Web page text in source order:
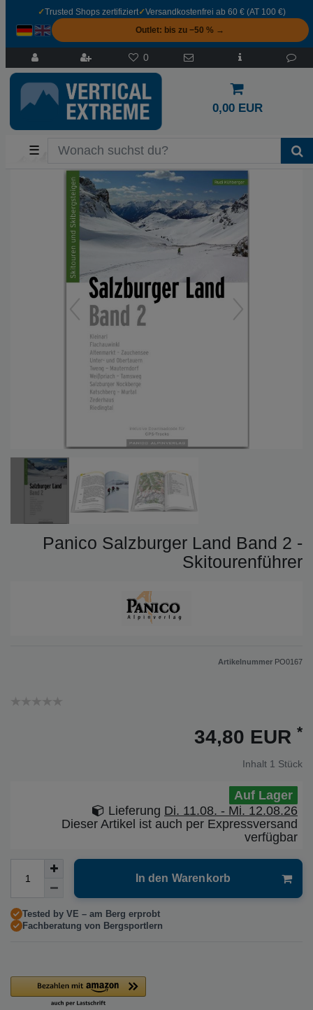
✓Trusted Shops zertifiziert✓Versandkostenfrei ab 60 € (AT 100 €)
Outlet: bis zu −50 % →
0
0,00 EUR
☰
Panico Salzburger Land Band 2 -
Skitourenführer
Artikelnummer PO0167
34,80 EUR *
Inhalt 1 Stück
Auf Lager
Lieferung Di. 11.08. - Mi. 12.08.26
Dieser Artikel ist auch per Expressversand
verfügbar
In den Warenkorb
Tested by VE – am Berg erprobt
Fachberatung von Bergsportlern